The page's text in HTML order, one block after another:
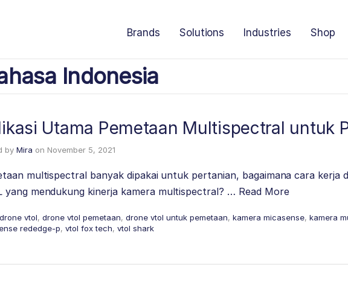
Brands Solutions Industries Shop
Indonesia
Utama Pemetaan Multispectral untuk
by Mira on November 5, 2021
multispectral banyak dipakai untuk pertanian, bagaimana cara kerja
yang mendukung kinerja kamera multispectral? … Read More
drone vtol, drone vtol pemetaan, drone vtol untuk pemetaan, kamera micasense, kamera
rededge-p, vtol fox tech, vtol shark